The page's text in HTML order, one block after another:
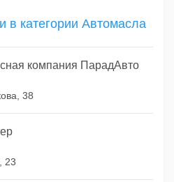
в категории Автомасла
компания ПарадАвто
38
23